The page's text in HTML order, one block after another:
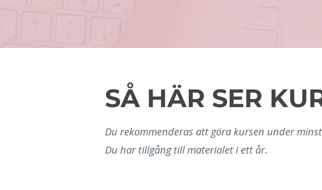
SÅ HÄR SER
Du rekommenderas att göra kursen under
Du har tillgång till materialet i ett år.